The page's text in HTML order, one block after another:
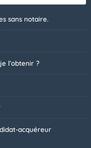
sans notaire.
l’obtenir ?
acquéreur